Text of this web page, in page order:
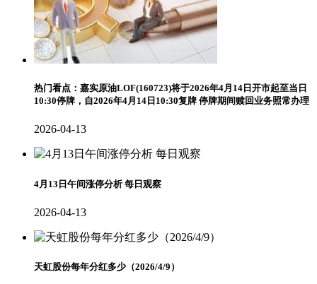
热门看点：嘉实原油LOF(160723)将于2026年4月14日开市起至当日
10:30停牌，自2026年4月14日10:30复牌 停牌期间赎回业务照常办理
2026-04-13
4月13日午间涨停分析 每日观察
2026-04-13
天虹股份每年分红多少（2026/4/9）